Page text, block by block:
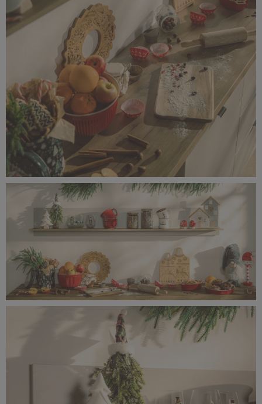
IMG_8835 kopia.jpg
15,6 MB
IMG_8819-2 kopia.jpg